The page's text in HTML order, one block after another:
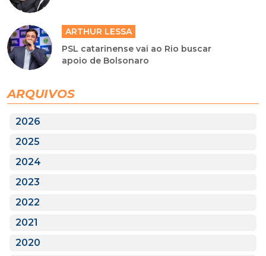
ARTHUR LESSA
PSL catarinense vai ao Rio buscar
apoio de Bolsonaro
ARQUIVOS
2026
2025
2024
2023
2022
2021
2020